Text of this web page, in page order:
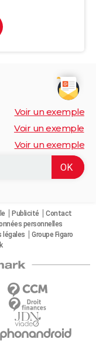
Voir un exemple
Voir un exemple
Voir un exemple
Publicité
Contact
personnelles
légales
Groupe Figaro